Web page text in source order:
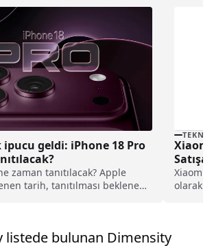
ipucu geldi: iPhone 18 Pro
zaman tanıtılacak? Apple
tarih, tanıtılması beklenen
Xiaomi
Satışa
Xiaomi,
olarak
listede bulunan Dimensity